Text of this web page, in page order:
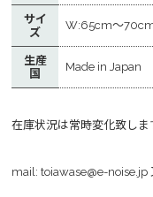
サイ
ズ
W:65cm～
生産
国
Made in Japan
在庫状況は常時変化致しま
mail: toiawase@e-noise.jp